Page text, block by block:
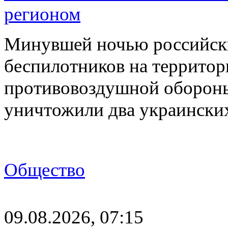
регионом
Минувшей ночью
беспилотников на
противовоздушной
уничтожили два
Общество
09.08.2026, 07:15